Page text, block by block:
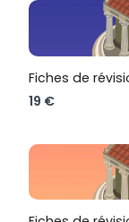
Fiches de
19 €